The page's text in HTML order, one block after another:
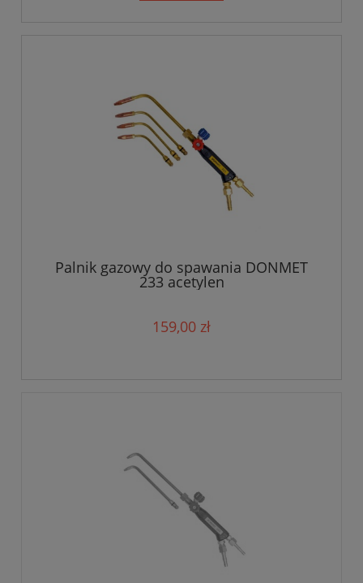
Palnik gazowy do spawania DONMET
233 acetylen
159,00 zł